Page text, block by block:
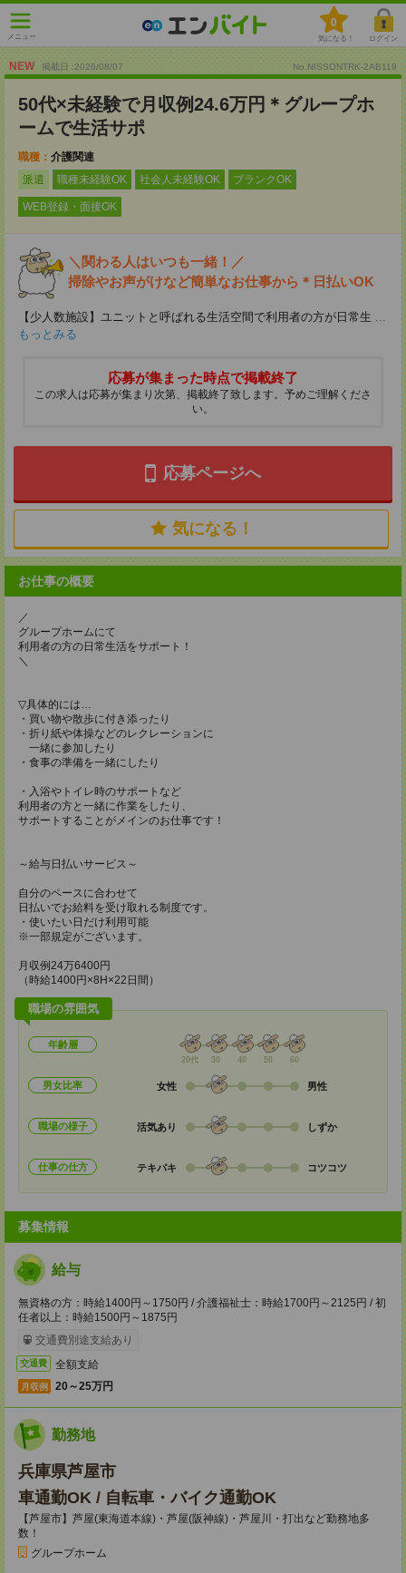
メニュー
0
気になる！ ログイン
NEW 掲載日 :2026/08/07 No.NISSONTRK-2AB119
50代×未経験で月収例24.6万円＊グループホ
ームで生活サポ
職種： 介護関連
派遣
職種未経験OK 社会人未経験OK ブランクOK
WEB登録・面接OK
＼関わる人はいつも一緒！／
掃除やお声がけなど簡単なお仕事から＊日払いOK
【少人数施設】ユニットと呼ばれる生活空間で利用者の方が日常生 ...
もっとみる
応募が集まった時点で掲載終了
この求人は応募が集まり次第、掲載終了致します。予めご理解くださ
い。
応募ページへ
気になる！
お仕事の概要
／
グループホームにて
利用者の方の日常生活をサポート！
＼
▽具体的には…
・買い物や散歩に付き添ったり
・折り紙や体操などのレクレーションに
一緒に参加したり
・食事の準備を一緒にしたり
・入浴やトイレ時のサポートなど
利用者の方と一緒に作業をしたり、
サポートすることがメインのお仕事です！
～給与日払いサービス～
自分のペースに合わせて
日払いでお給料を受け取れる制度です。
・使いたい日だけ利用可能
※一部規定がございます。
月収例24万6400円
（時給1400円×8H×22日間）
職場の雰囲気
年齢層
20代 30 40 50 60
男女比率 女性 男性
職場の様子 活気あり しずか
仕事の仕方 テキパキ コツコツ
募集情報
給与
無資格の方：時給1400円～1750円 / 介護福祉士：時給1700円～2125円 / 初
任者以上：時給1500円～1875円
交通費別途支給あり
交通費 全額支給
月収例 20～25万円
勤務地
兵庫県芦屋市
車通勤OK / 自転車・バイク通勤OK
【芦屋市】芦屋(東海道本線)・芦屋(阪神線)・芦屋川・打出など勤務地多
数！
グループホーム